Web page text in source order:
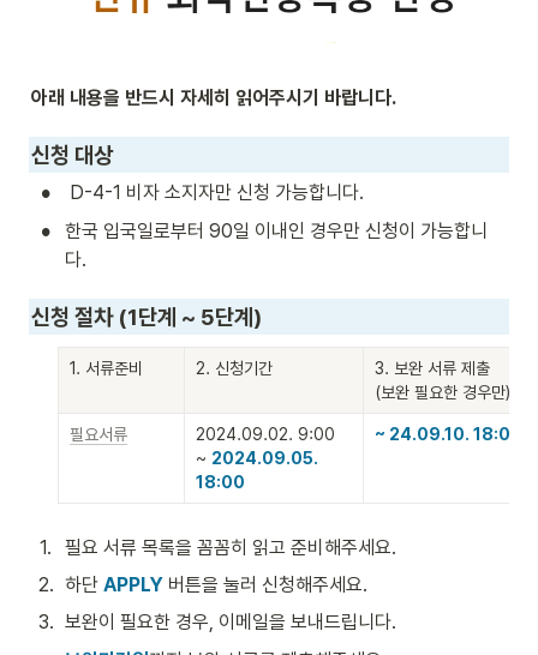
아래 내용을 반드시 자세히 읽어주시기 바랍니다.
신청 대상
• D-4-1 비자 소지자만 신청 가능합니다.
•
한국 입국일로부터 90일 이내인 경우만 신청이 가능합니
다.
신청 절차 (1단계 ~ 5단계)
1. 서류준비 2. 신청기간
3. 보완 서류 제출
(보완 필요한 경우만)
필요서류
2024.09.02. 9:00
~ 2024.09.05.
18:00
~ 24.09.10. 18:00
1.
필요 서류 목록을 꼼꼼히 읽고 준비해주세요.
2. 하단 APPLY 버튼을 눌러 신청해주세요.
3. 보완이 필요한 경우, 이메일을 보내드립니다.